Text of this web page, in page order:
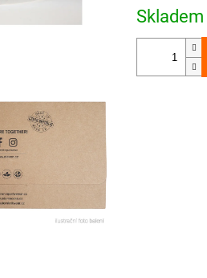
Skladem